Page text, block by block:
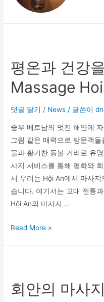
평온과 건강
Massage
댓글 달기 / News / 글쓴이
중부 베트남의 멋진 해안에
그림 같은 매력으로 방문객
물과 활기찬 등불 거리로 유
사지 서비스를 통해 평화와
서 우리는 Hội An에서 마사
습니다. 여기서는 고대 전통
Hội An의 마사지 …
Read More »
회안의 마사